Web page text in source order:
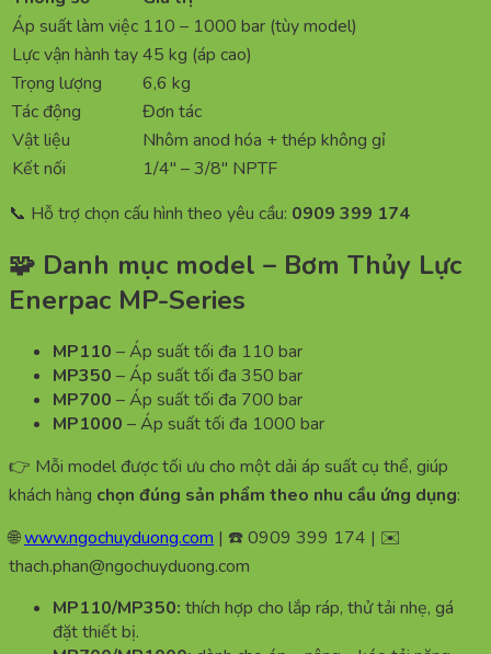
Áp suất làm việc 110 – 1000 bar (tùy model)
Lực vận hành tay45 kg (áp cao)
Trọng lượng
6,6 kg
Tác động
Đơn tác
Vật liệu
Nhôm anod hóa + thép không gỉ
Kết nối
1/4″ – 3/8″ NPTF
📞 Hỗ trợ chọn cấu hình theo yêu cầu: 0909 399 174
🧩 Danh mục model – Bơm Thủy Lực
Enerpac MP-Series
MP110 – Áp suất tối đa 110 bar
MP350 – Áp suất tối đa 350 bar
MP700 – Áp suất tối đa 700 bar
MP1000 – Áp suất tối đa 1000 bar
👉 Mỗi model được tối ưu cho một dải áp suất cụ thể, giúp
khách hàng chọn đúng sản phẩm theo nhu cầu ứng dụng:
🌐www.ngochuyduong.com | ☎️ 0909 399 174 | ✉️
thach.phan@ngochuyduong.com
MP110/MP350: thích hợp cho lắp ráp, thử tải nhẹ, gá
đặt thiết bị.